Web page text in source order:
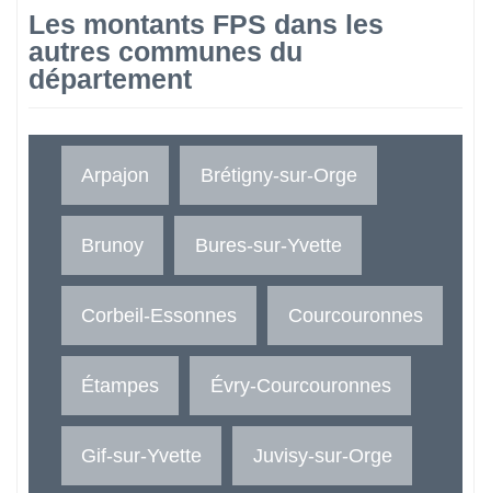
Les montants FPS dans les
autres communes du
département
Arpajon Brétigny-sur-Orge
Brunoy Bures-sur-Yvette
Corbeil-Essonnes Courcouronnes
Étampes Évry-Courcouronnes
Gif-sur-Yvette Juvisy-sur-Orge